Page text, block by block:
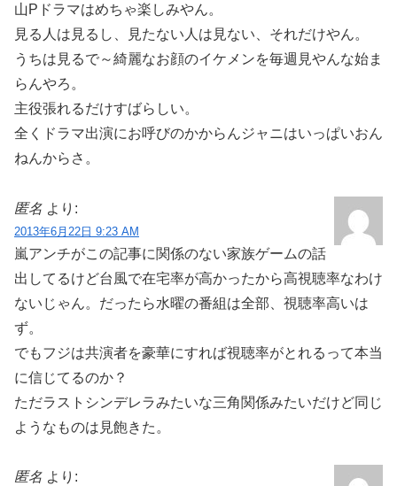
山Pドラマはめちゃ楽しみやん。
見る人は見るし、見たない人は見ない、それだけやん。
うちは見るで～綺麗なお顔のイケメンを毎週見やんな始ま
らんやろ。
主役張れるだけすばらしい。
全くドラマ出演にお呼びのかからんジャニはいっぱいおん
ねんからさ。
匿名 より:
2013年6月22日 9:23 AM
嵐アンチがこの記事に関係のない家族ゲームの話
出してるけど台風で在宅率が高かったから高視聴率なわけ
ないじゃん。だったら水曜の番組は全部、視聴率高いは
ず。
でもフジは共演者を豪華にすれば視聴率がとれるって本当
に信じてるのか？
ただラストシンデレラみたいな三角関係みたいだけど同じ
ようなものは見飽きた。
匿名 より: